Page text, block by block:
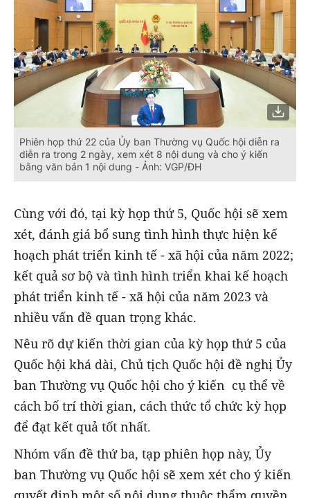
Phiên họp thứ 22 của Ủy ban Thường vụ Quốc hội diễn ra
diễn ra trong 2 ngày, xem xét 8 nội dung và cho ý kiến
bằng văn bản 1 nội dung - Ảnh: VGP/ĐH
Cùng với đó, tại kỳ họp thứ 5, Quốc hội sẽ xem
xét, đánh giá bổ sung tình hình thực hiện kế
hoạch phát triển kinh tế - xã hội của năm 2022;
kết quả sơ bộ và tình hình triển khai kế hoạch
phát triển kinh tế - xã hội của năm 2023 và
nhiều vấn đề quan trọng khác.
Nêu rõ dự kiến thời gian của kỳ họp thứ 5 của
Quốc hội khá dài, Chủ tịch Quốc hội đề nghị Ủy
ban Thường vụ Quốc hội cho ý kiến cụ thể về
cách bố trí thời gian, cách thức tổ chức kỳ họp
để đạt kết quả tốt nhất.
Nhóm vấn đề thứ ba, tạp phiên họp này, Ủy
ban Thường vụ Quốc hội sẽ xem xét cho ý kiến